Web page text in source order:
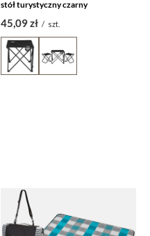
stół turystyczny czarny
45,09 zł / szt.